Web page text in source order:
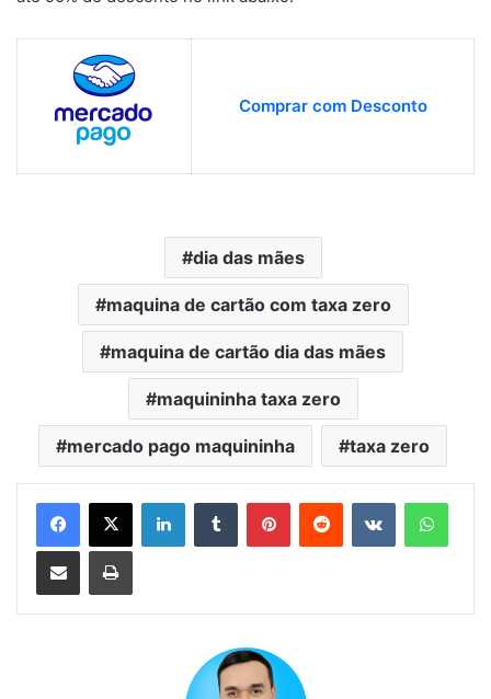
Comprar com Desconto
dia das mães
maquina de cartão com taxa zero
maquina de cartão dia das mães
maquininha taxa zero
mercado pago maquininha taxa zero
LinkedinTumblr PinterestReddit VK
Compartilhar via e-mail Imprimir